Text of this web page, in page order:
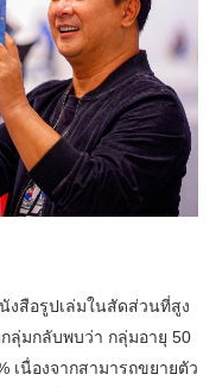
งสือรูปเล่มในสัดส่วนที่สูง
ลุ่มกลับพบว่า กลุ่มอายุ 50
เนื่องจากสามารถขยายตัว